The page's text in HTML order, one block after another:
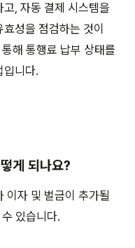
, 자동 결제 시스템을
성을 점검하는 것이
해 통행료 납부 상태를
입니다.
게 되나요?
이자 및 벌금이 추가될
있습니다.